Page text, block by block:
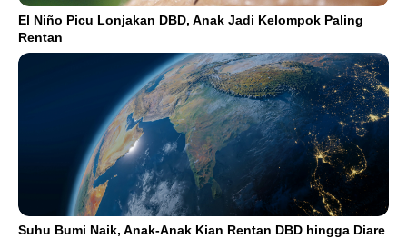
El Niño Picu Lonjakan DBD, Anak Jadi Kelompok Paling
Rentan
Suhu Bumi Naik, Anak-Anak Kian Rentan DBD hingga Diare